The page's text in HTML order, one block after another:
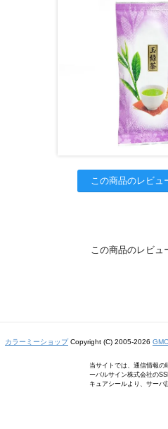
この商品のレビュ
この商品のレビュ
カラーミーショップCopyright (C) 2005-2026
当サイトでは、通信情報
ーバルサイン株式会社の
キュアシールより、サーバ